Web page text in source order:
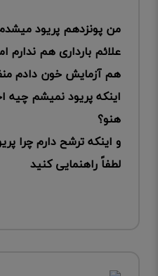
من پونزدهم پریود
علائم بارداری هم
هم آزمایش خون دادم
اینکه پریود نمیشم چیه
هنو؟
و اینکه ترشح دارم چرا
لطفاً راهنمایی کنید